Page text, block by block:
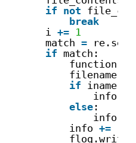
if not
break
i += 1
match =
if match:
function
filename
if
iname
info
else :
info
info +=